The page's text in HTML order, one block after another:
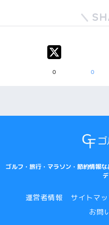
0 0
ゴルフ・旅行・マラソン・節約情報
運営者情報 サイトマ
お問